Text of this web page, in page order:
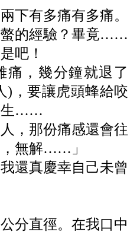
下有多痛有多痛。
螫的經驗？畢竟……
吧！
痛，幾分鐘就退了
)，要讓虎頭蜂給咬
生……
，那份痛感還會往
無解……」
還真慶幸自己未曾
分直徑。在我口中